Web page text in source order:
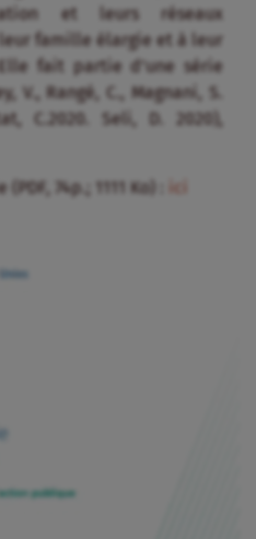
et leurs réseaux
famille élargie et à leur
fait partie d’une série
V., Rangé, C., Magnani, S.
C.2020. Seli, D. 2020),
74p.; 1111 Ko) : ici